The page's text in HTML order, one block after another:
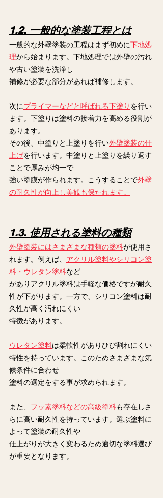
1.2. 一般的な塗装工程とは
一般的な外壁塗装の工程はまず初めに下地処
理から始まります。下地処理では外壁の汚れ
や古い塗装を洗浄し
補修が必要な部分があれば補修します。
次にプライマーなどと呼ばれる下塗り を行い
ます。下塗りは塗料の接着力を高める役割が
あります。
その後、中塗りと上塗りを行い外壁塗装の仕
上げを行います。中塗りと上塗りを繰り返す
ことで厚みが均一で
強い塗膜が作られます。こうすることで外壁
の耐久性が向上し美観も保たれます。
1.3. 使用される塗料の種類
外壁塗装にはさまざまな種類の塗料が使用さ
れます。例えば、 アクリル塗料やシリコン塗
料・ウレタン塗料など
がありアクリル塗料は手軽な価格ですが耐久
性が下がります。一方で、シリコン塗料は耐
久性が高く汚れにくい
特徴があります。
ウレタン塗料は柔軟性がありひび割れにくい
特性を持っています。このためさまざまな気
候条件に合わせ
塗料の選定をする事が求められます。
また、 フッ素塗料などの高級塗料も存在しさ
らに高い耐久性を持っています。選ぶ塗料に
よって塗装の耐久性や
仕上がりが大きく変わるため適切な塗料選び
が重要となります。